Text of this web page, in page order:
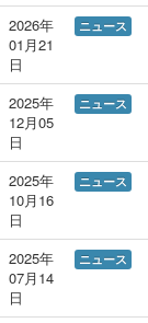
2026年
01月21
日
ニュース
2025年
12月05
日
ニュース
2025年
10月16
日
ニュース
2025年
07月14
日
ニュース